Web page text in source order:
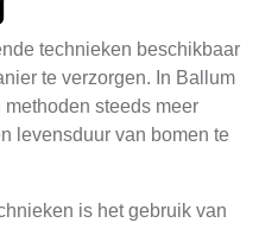
technieken beschikbaar
te verzorgen. In Ballum
steeds meer
levensduur van bomen te
is het gebruik van